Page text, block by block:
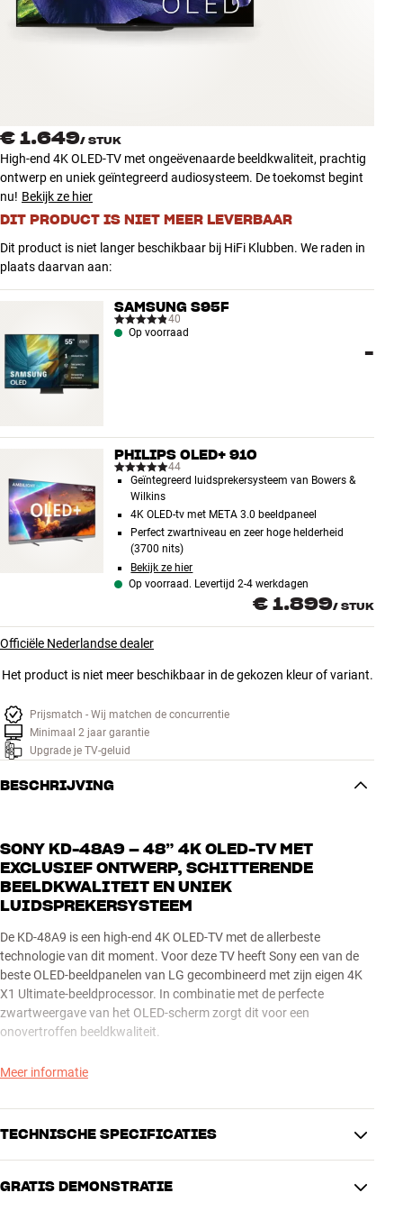
Accessoires
NIEUW
AANBIEDINGEN
Winkels
Klantenservice
€ 1.649/ STUK
High-end 4K OLED-TV met ongeëvenaarde beeldkwaliteit, prachtig
ontwerp en uniek geïntegreerd audiosysteem. De toekomst begint
nu! Bekijk ze hier
DIT PRODUCT IS NIET MEER LEVERBAAR
Dit product is niet langer beschikbaar bij HiFi Klubben. We raden in
plaats daarvan aan:
SAMSUNG S95F
40
Op voorraad
-
PHILIPS OLED+ 910
44
Geïntegreerd luidsprekersysteem van Bowers &
Wilkins
4K OLED-tv met META 3.0 beeldpaneel
Perfect zwartniveau en zeer hoge helderheid
(3700 nits)
Bekijk ze hier
Op voorraad. Levertijd 2-4 werkdagen
€ 1.899/ STUK
Officiële Nederlandse dealer
Het product is niet meer beschikbaar in de gekozen kleur of variant.
Prijsmatch - Wij matchen de concurrentie
Minimaal 2 jaar garantie
Upgrade je TV-geluid
BESCHRIJVING
SONY KD-48A9 – 48” 4K OLED-TV MET
EXCLUSIEF ONTWERP, SCHITTERENDE
BEELDKWALITEIT EN UNIEK
LUIDSPREKERSYSTEEM
De KD-48A9 is een high-end 4K OLED-TV met de allerbeste
technologie van dit moment. Voor deze TV heeft Sony een van de
beste OLED-beeldpanelen van LG gecombineerd met zijn eigen 4K
X1 Ultimate-beeldprocessor. In combinatie met de perfecte
zwartweergave van het OLED-scherm zorgt dit voor een
onovertroffen beeldkwaliteit.
Je krijgt er een nieuwe, extra mooie afstandsbediening bij. En je
geïntegreerde microfoon van de afstandsbediening. De functie
werkt al, maar Google moet hem nog wel even in Nederland
Daarnaast heeft deze TV een uniek en superexclusief ontwerp,
Meer informatie
TECHNISCHE SPECIFICATIES
IMAGE
GRATIS DEMONSTRATIE